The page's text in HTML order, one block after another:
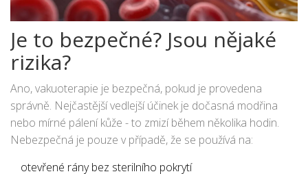
Je to bezpečné? Jsou nějaké
rizika?
Ano, vakuoterapie je bezpečná, pokud je provedena
správně. Nejčastější vedlejší účinek je dočasná modřina
nebo mírné pálení kůže - to zmizí během několika hodin.
Nebezpečná je pouze v případě, že se používá na:
otevřené rány bez sterilního pokrytí